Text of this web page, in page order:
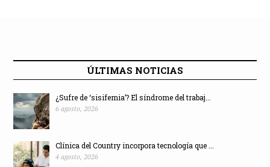
ÚLTIMAS NOTICIAS
¿Sufre de ‘sisifemia’? El síndrome del trabaj...
6 agosto, 2026
Clínica del Country incorpora tecnología que ...
4 agosto, 2026